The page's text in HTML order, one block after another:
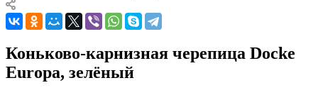
Коньково-карнизная черепица Docke
Europa, зелёный